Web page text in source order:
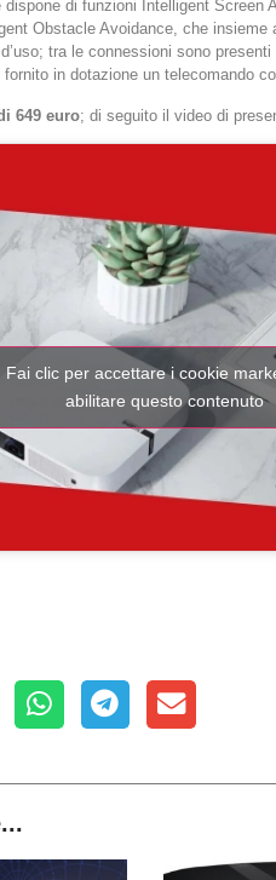
di funzioni Intelligent Screen
Obstacle Avoidance, che insieme
tra le connessioni sono presenti
in dotazione un telecomando
649 euro; di seguito il video di
Fai clic per accettare i cookie
abilitare questo contenuto